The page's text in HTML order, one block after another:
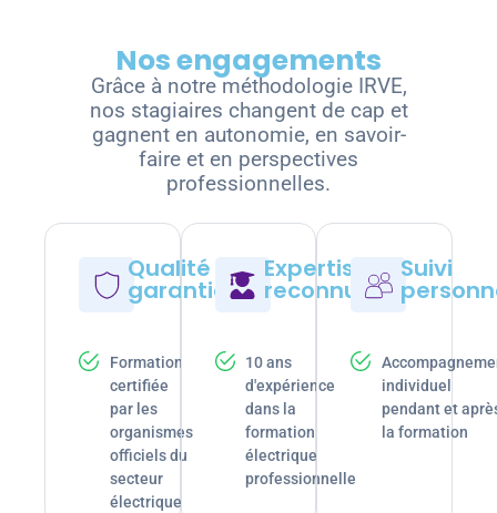
Nos engagements
Grâce à notre méthodologie IRVE,
nos stagiaires changent de cap et
gagnent en autonomie, en savoir-
faire et en perspectives
professionnelles.
Qualité
garantie
Formation
certifiée
par les
organismes
officiels du
secteur
électrique
Expertise
reconnue
10 ans
d'expérience
dans la
formation
électrique
professionnelle
Suivi
individuel
pendant et
la formation